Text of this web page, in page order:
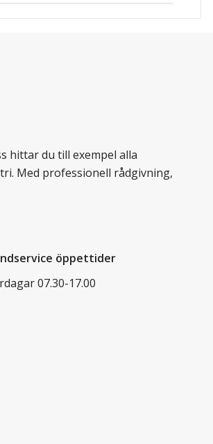
hittar du till exempel alla
Med professionell rådgivning,
öppettider
07.30-17.00